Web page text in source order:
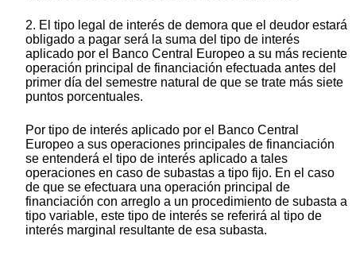
2. El tipo legal de interés de demora que el deudor estará
obligado a pagar será la suma del tipo de interés
aplicado por el Banco Central Europeo a su más reciente
operación principal de financiación efectuada antes del
primer día del semestre natural de que se trate más siete
puntos porcentuales.
Por tipo de interés aplicado por el Banco Central
Europeo a sus operaciones principales de financiación
se entenderá el tipo de interés aplicado a tales
operaciones en caso de subastas a tipo fijo. En el caso
de que se efectuara una operación principal de
financiación con arreglo a un procedimiento de subasta a
tipo variable, este tipo de interés se referirá al tipo de
interés marginal resultante de esa subasta.